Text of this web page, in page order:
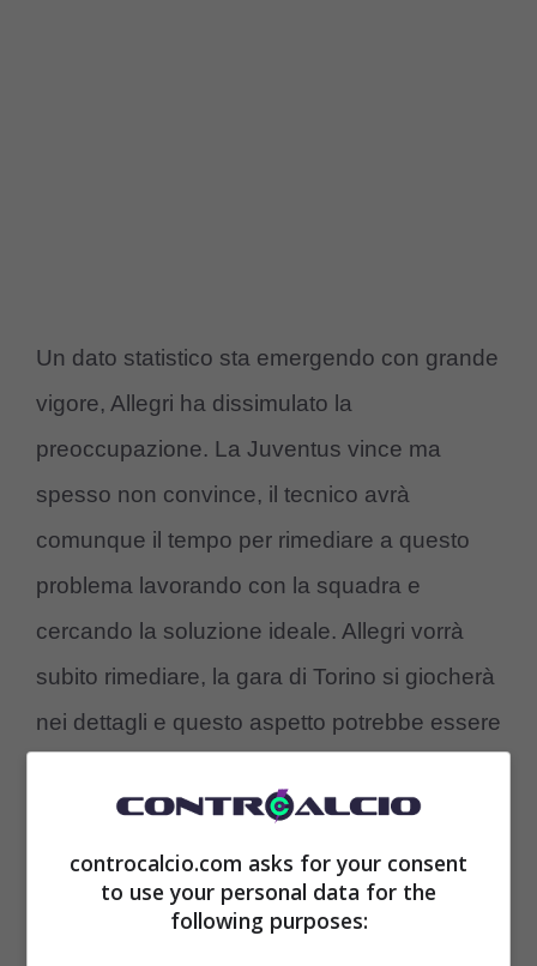
Un dato statistico sta emergendo con grande
vigore, Allegri ha dissimulato la
preoccupazione. La Juventus vince ma
spesso non convince, il tecnico avrà
comunque il tempo per rimediare a questo
problema lavorando con la squadra e
cercando la soluzione ideale. Allegri vorrà
subito rimediare, la gara di Torino si giocherà
nei dettagli e questo aspetto potrebbe essere
non mentono,Martinez ha segnato più di
tutti gli attaccanti bianconeri.
controcalcio.com asks for your consent
to use your personal data for the
following purposes: